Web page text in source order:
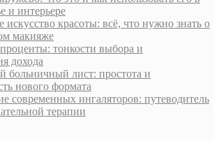
и интерьере
искусство красоты: всё, что нужно знать о
макияже
тонкости выбора и
дохода
больничный лист: простота и
нового формата
современных ингаляторов: путеводитель
терапии